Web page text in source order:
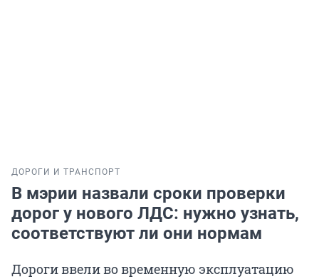
ДОРОГИ И ТРАНСПОРТ
В мэрии назвали сроки проверки
дорог у нового ЛДС: нужно узнать,
соответствуют ли они нормам
Дороги ввели во временную эксплуатацию